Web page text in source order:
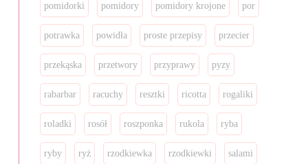
pomidorki pomidory pomidory krojone por
potrawka powidła proste przepisy przecier
przekąska przetwory przyprawy pyzy
rabarbar racuchy resztki ricotta rogaliki
roladki rosół roszponka rukola ryba
ryby ryż rzodkiewka rzodkiewki salami